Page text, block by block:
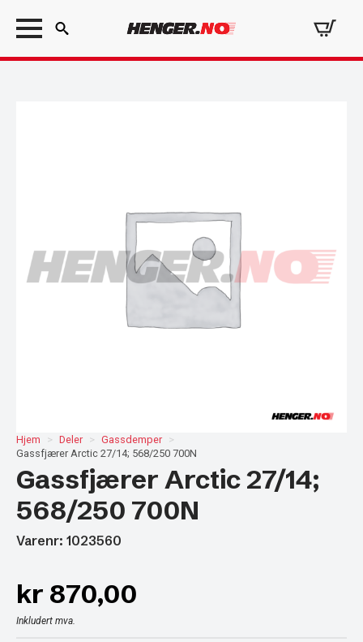
Search
Hjem Deler
Gassdemper
Gassfjærer Arctic 27/14; 568/250 700N
Gassfjærer Arctic 27/14;
568/250 700N
Varenr: 1023560
kr 870,00
Inkludert mva.